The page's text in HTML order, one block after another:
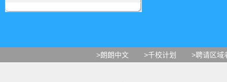
>朗朗中文 >千校计划 >聘请区域